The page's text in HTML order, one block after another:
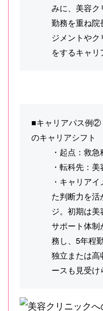
みに、美容ク
勤務を重ね院
ジメントや
をするキャリ
■キャリアパス例②
のキャリアシフト
・起点：救急
・転科先：
・キャリア
た判断力を
ジ。初期は
サポート体制
務し、5年程
独立または高
ースも見受け